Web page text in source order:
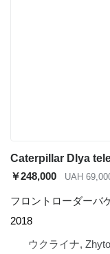
Caterpillar Dlya
￥248,000
UAH
フロントローダーバ
2018
ウクライナ,